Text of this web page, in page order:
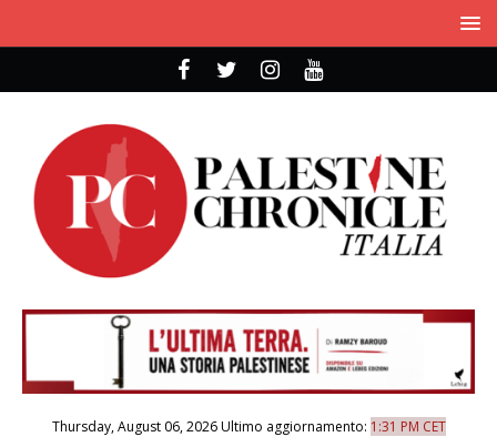
Thursday, August 06, 2026Ultimo aggiornamento: 1:31 PM CET